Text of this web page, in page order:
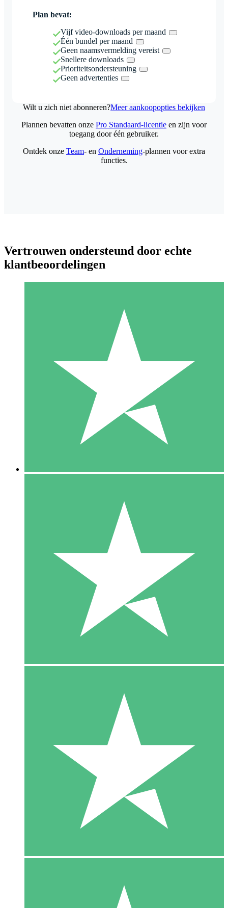
Plan bevat:
Vijf video-downloads per maand
Één bundel per maand
Geen naamsvermelding vereist
Snellere downloads
Prioriteitsondersteuning
Geen advertenties
Wilt u zich niet abonneren?Meer aankoopopties bekijken
Individuele Creditpakketten
Betaal per gebruik met downloadtegoeden. Geen maandelijkse
1000
10 Downloaden
20 00
Plannen bevatten onze Pro Standaard-licentie en zijn voor
toegang door één gebruiker.
Ontdek onze Team- en Onderneming-plannen voor extra
functies.
Vertrouwen ondersteund door echte
klantbeoordelingen